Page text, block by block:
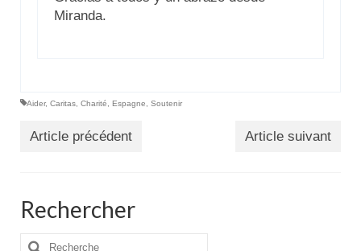
Miranda.
Aider, Caritas Charité Espagne Soutenir
Article précédent Article suivant
Rechercher
Rechercher